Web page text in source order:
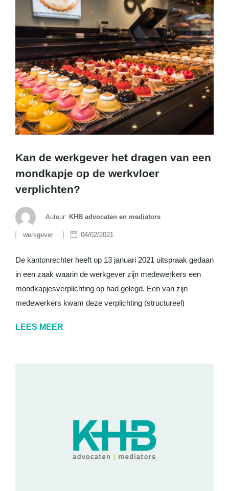
Kan de werkgever het dragen van een
mondkapje op de werkvloer
verplichten?
Auteur: KHB advocaten en mediators
werkgever 04/02/2021
De kantonrechter heeft op 13 januari 2021 uitspraak gedaan
in een zaak waarin de werkgever zijn medewerkers een
mondkapjesverplichting op had gelegd. Een van zijn
medewerkers kwam deze verplichting (structureel)
LEES MEER